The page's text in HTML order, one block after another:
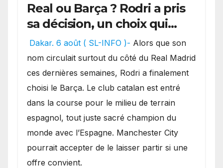
Real ou Barça ? Rodri a pris
sa décision, un choix qui
pourrait faire grand bruit
sur le marché des
transferts.
Dakar. 6 août ( SL-INFO )- Alors que son
nom circulait surtout du côté du Real Madrid
ces dernières semaines, Rodri a finalement
choisi le Barça. Le club catalan est entré
dans la course pour le milieu de terrain
espagnol, tout juste sacré champion du
monde avec l’Espagne. Manchester City
pourrait accepter de le laisser partir si une
offre convient.